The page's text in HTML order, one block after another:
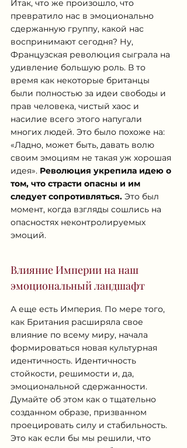
Итак, что же произошло, что
превратило нас в эмоционально
сдержанную группу, какой нас
воспринимают сегодня? Ну,
Французская революция сыграла на
удивление большую роль. В то
время как некоторые британцы
были полностью за идеи свободы и
прав человека, чистый хаос и
насилие всего этого напугали
многих людей. Это было похоже на:
«Ладно, может быть, давать волю
своим эмоциям не такая уж хорошая
идея». Революция укрепила идею о
том, что страсти опасны и им
следует сопротивляться. Это был
момент, когда взгляды сошлись на
опасностях неконтролируемых
эмоций.
Влияние Империи на наш
эмоциональный ландшафт
А еще есть Империя. По мере того,
как Британия расширяла свое
влияние по всему миру, начала
формироваться новая культурная
идентичность. Идентичность
стойкости, решимости и, да,
эмоциональной сдержанности.
Думайте об этом как о тщательно
созданном образе, призванном
проецировать силу и стабильность.
Это как если бы мы решили, что